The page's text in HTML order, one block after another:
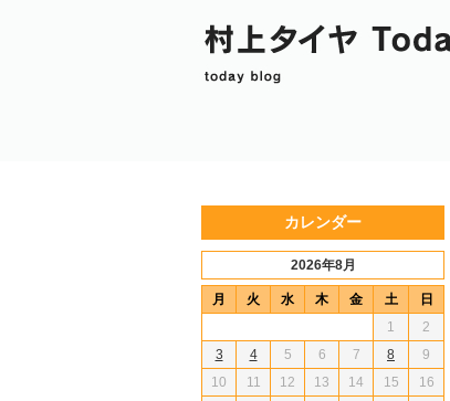
カレンダー
2026年8月
月 火 水 木 金 土 日
1
2
3
4 5 6 7 8
9
10
11 12 13 14 15
16